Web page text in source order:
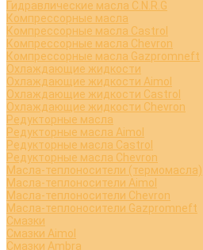
Гидравлические масла C.N.R.G
Компрессорные масла
Компрессорные масла Castrol
Компрессорные масла Chevron
Компрессорные масла Gazpromneft
Охлаждающие жидкости
Охлаждающие жидкости Aimol
Охлаждающие жидкости Castrol
Охлаждающие жидкости Chevron
Редукторные масла
Редукторные масла Aimol
Редукторные масла Castrol
Редукторные масла Chevron
Масла-теплоносители (термомасла)
Масла-теплоносители Aimol
Масла-теплоносители Chevron
Масла-теплоносители Gazpromneft
Смазки
Смазки Aimol
Смазки Ambra